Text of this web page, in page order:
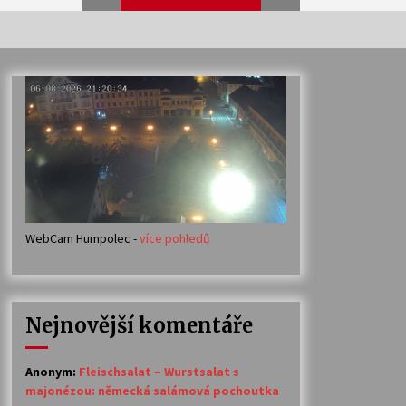
Veselí muzikanti
30. 7. 2026
Votavžatský ploty
23. 7. 2026
14. 7. 2026
30. 6. 2026
WebCam Humpolec -více pohledů
Nejnovější komentáře
Anonym: Fleischsalat – Wurstsalat s
majonézou: německá salámová pochoutka